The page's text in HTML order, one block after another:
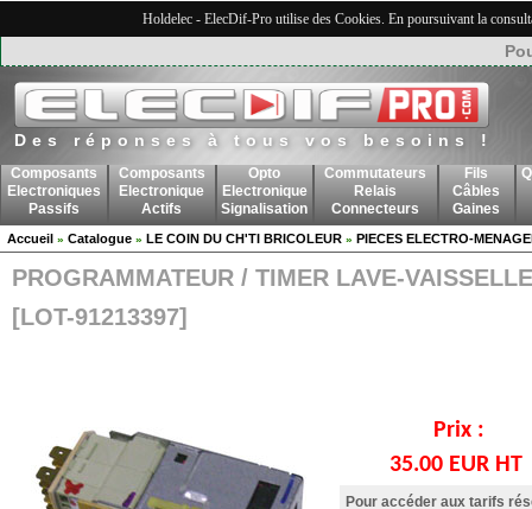
Holdelec - ElecDif-Pro utilise des Cookies. En poursuivant la
Des réponses à tous vos besoins !
Composants
Electroniques
Passifs
Composants
Electronique
Actifs
Opto
Electronique
Signalisation
Commutateurs
Relais
Connecteurs
Fils
Câbles
Gaines
Accueil » Catalogue » LE COIN DU CH'TI BRICOLEUR » PIECES ELECTRO-
PROGRAMMATEUR / TIMER LAVE-VAISSELLE
[LOT-91213397]
Prix :
35.00 EUR HT
Pour accéder aux tarifs